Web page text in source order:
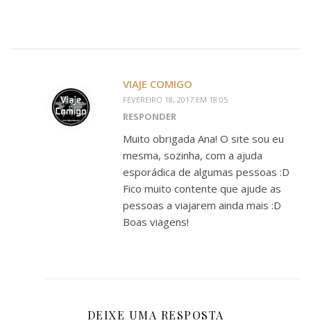
VIAJE COMIGO
FEVEREIRO 18, 2017 EM 18:05
RESPONDER
Muito obrigada Ana! O site sou eu
mesma, sozinha, com a ajuda
esporádica de algumas pessoas :D
Fico muito contente que ajude as
pessoas a viajarem ainda mais :D
Boas viagens!
DEIXE UMA RESPOSTA